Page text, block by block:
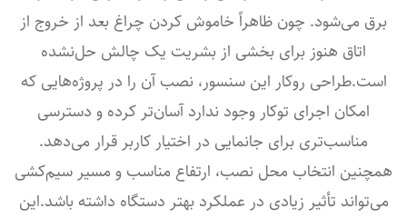
برق می‌شود. چون ظاهراً خاموش کردن چراغ بعد از خروج از
اتاق هنوز برای بخشی از بشریت یک چالش حل‌نشده
است.طراحی روکار این سنسور، نصب آن را در پروژه‌هایی که
امکان اجرای توکار وجود ندارد آسان‌تر کرده و دسترسی
مناسب‌تری برای جانمایی در اختیار کاربر قرار می‌دهد.
همچنین انتخاب محل نصب، ارتفاع مناسب و مسیر سیم‌کشی
می‌تواند تأثیر زیادی در عملکرد بهتر دستگاه داشته باشد.این